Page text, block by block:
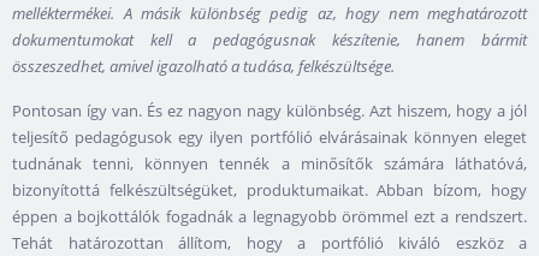
melléktermékei. A másik különbség pedig az, hogy nem meghatározott
dokumentumokat kell a pedagógusnak készítenie, hanem bármit
összeszedhet, amivel igazolható a tudása, felkészültsége.
Pontosan így van. És ez nagyon nagy különbség. Azt hiszem, hogy a jól
teljesítő pedagógusok egy ilyen portfólió elvárásainak könnyen eleget
tudnának tenni, könnyen tennék a minősítők számára láthatóvá,
bizonyítottá felkészültségüket, produktumaikat. Abban bízom, hogy
éppen a bojkottálók fogadnák a legnagyobb örömmel ezt a rendszert.
Tehát határozottan állítom, hogy a portfólió kiváló eszköz a